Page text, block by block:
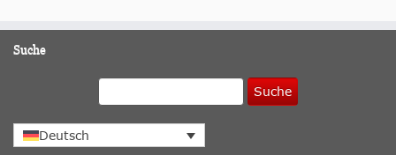
Suche
Suche
Deutsch